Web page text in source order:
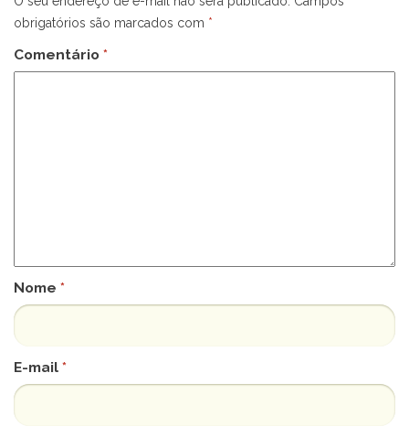
obrigatórios são marcados com *
Comentário *
Nome *
E-mail *